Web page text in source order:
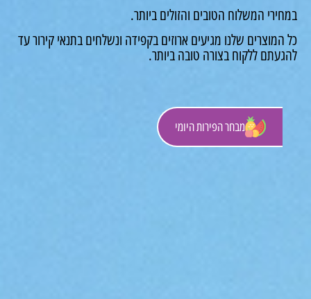
מבחר הפירות היומי
המשלוח הטובים והזולים ביותר.
שלנו מגיעים ארוזים בקפידה ונשלחים בתנאי קירור עד
ללקוח בצורה טובה ביותר.